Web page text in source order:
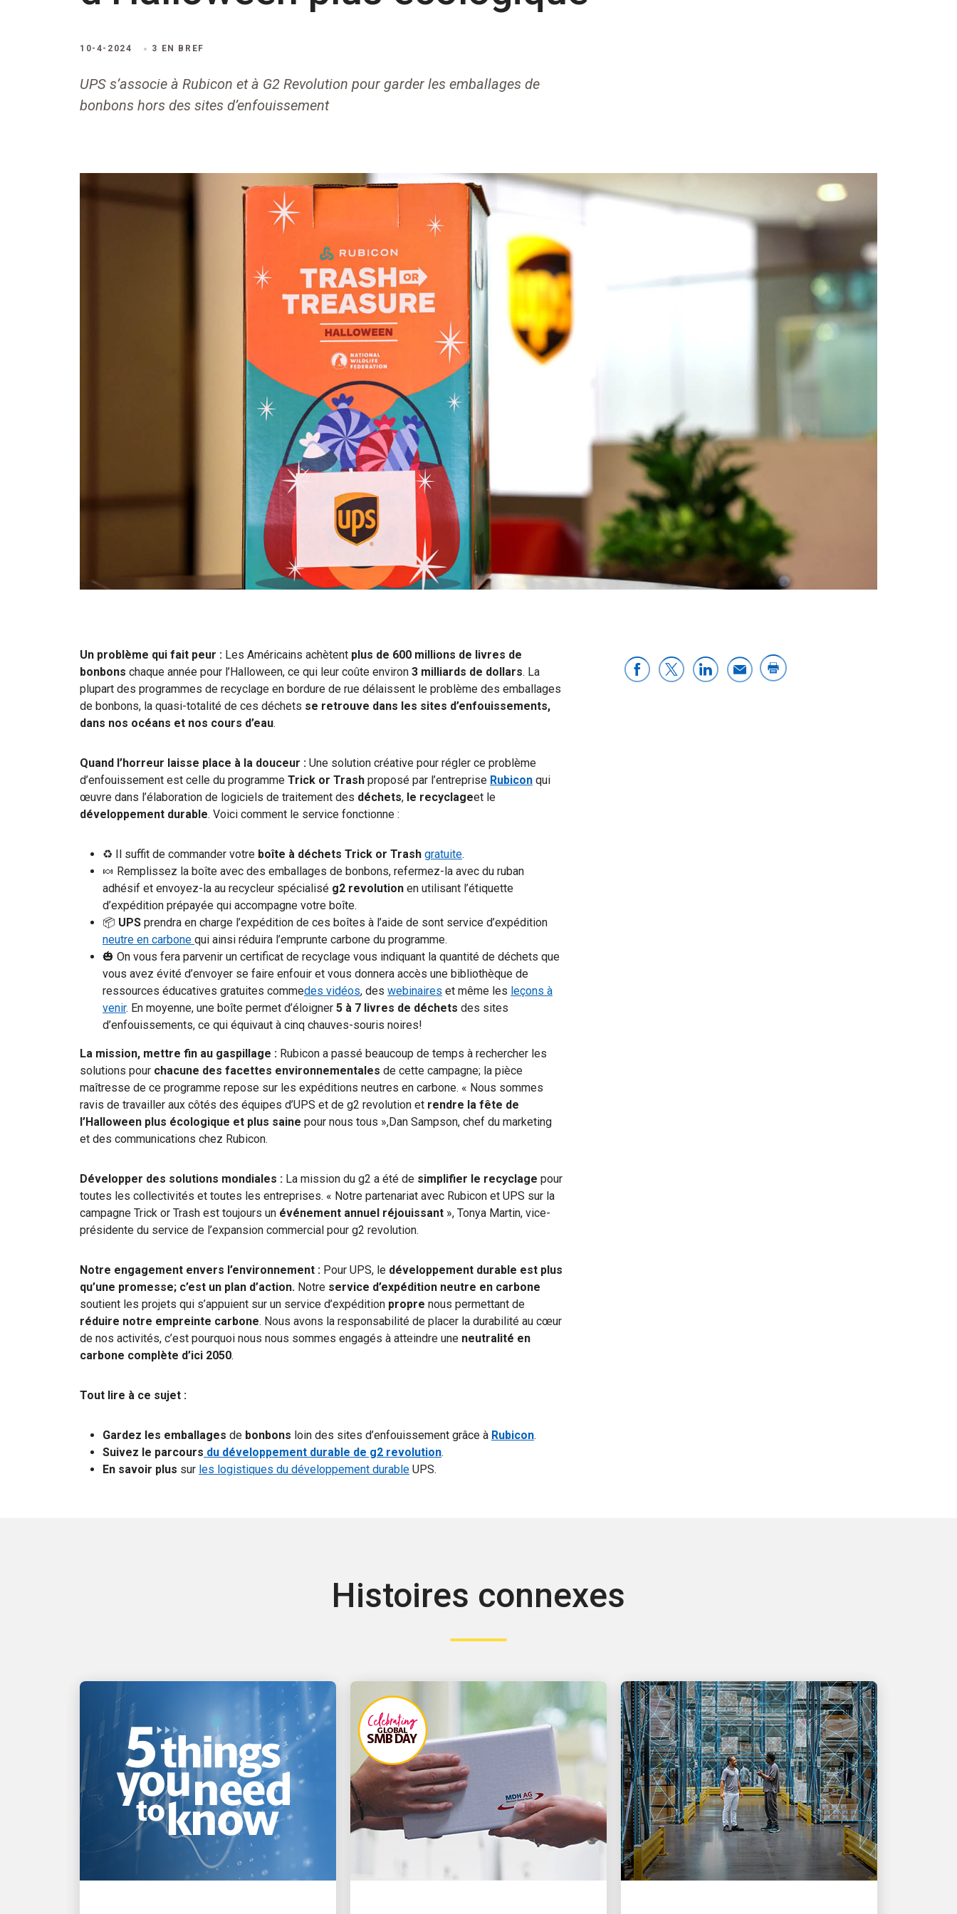
10-4-2024 3 EN BREF
UPS s’associe à Rubicon et à G2 Revolution pour garder les emballages de
bonbons hors des sites d’enfouissement
Un problème qui fait peur : Les Américains achètent plus de 600 millions de livres de
bonbons chaque année pour l’Halloween, ce qui leur coûte environ 3 milliards de dollars. La
plupart des programmes de recyclage en bordure de rue délaissent le problème des emballages
de bonbons, la quasi-totalité de ces déchets se retrouve dans les sites d’enfouissements,
dans nos océans et nos cours d’eau.
Quand l’horreur laisse place à la douceur : Une solution créative pour régler ce problème
d’enfouissement est celle du programme Trick or Trash proposé par l’entreprise Rubicon qui
œuvre dans l’élaboration de logiciels de traitement des déchets, le recyclageet le
développement durable. Voici comment le service fonctionne :
♻ Il suffit de commander votre boîte à déchets Trick or Trash gratuite.
🍬 Remplissez la boîte avec des emballages de bonbons, refermez-la avec du ruban
adhésif et envoyez-la au recycleur spécialisé g2 revolution en utilisant l’étiquette
d’expédition prépayée qui accompagne votre boîte.
📦 UPS prendra en charge l’expédition de ces boîtes à l’aide de sont service d’expédition
neutre en carbone qui ainsi réduira l’emprunte carbone du programme.
🎃 On vous fera parvenir un certificat de recyclage vous indiquant la quantité de déchets que
vous avez évité d’envoyer se faire enfouir et vous donnera accès une bibliothèque de
ressources éducatives gratuites commedes vidéos, des webinaires et même les leçons à
venir. En moyenne, une boîte permet d’éloigner 5 à 7 livres de déchets des sites
d’enfouissements, ce qui équivaut à cinq chauves-souris noires!
La mission, mettre fin au gaspillage : Rubicon a passé beaucoup de temps à rechercher les
solutions pour chacune des facettes environnementales de cette campagne; la pièce
maîtresse de ce programme repose sur les expéditions neutres en carbone. « Nous sommes
ravis de travailler aux côtés des équipes d’UPS et de g2 revolution et rendre la fête de
l’Halloween plus écologique et plus saine pour nous tous »,Dan Sampson, chef du marketing
et des communications chez Rubicon.
Développer des solutions mondiales : La mission du g2 a été de simplifier le recyclage pour
toutes les collectivités et toutes les entreprises. « Notre partenariat avec Rubicon et UPS sur la
campagne Trick or Trash est toujours un événement annuel réjouissant », Tonya Martin, vice-
présidente du service de l’expansion commercial pour g2 revolution.
Notre engagement envers l’environnement : Pour UPS, le développement durable est plus
qu’une promesse; c’est un plan d’action. Notre service d’expédition neutre en carbone
soutient les projets qui s’appuient sur un service d’expédition propre nous permettant de
réduire notre empreinte carbone. Nous avons la responsabilité de placer la durabilité au cœur
de nos activités, c’est pourquoi nous nous sommes engagés à atteindre une neutralité en
carbone complète d’ici 2050.
Tout lire à ce sujet :
Gardez les emballages de bonbons loin des sites d’enfouissement grâce à Rubicon.
Suivez le parcours du développement durable de g2 revolution.
En savoir plus sur les logistiques du développement durable UPS.
Histoires connexes